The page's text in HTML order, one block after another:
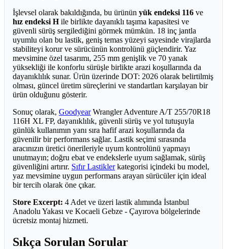
İşlevsel olarak bakıldığında, bu ürünün yük endeksi 116 ve
hız endeksi Hile birlikte dayanıklı taşıma kapasitesi ve
güvenli sürüş sergilediğini görmek mümkün. 18 inç jantla
uyumlu olan bu lastik, geniş temas yüzeyi sayesinde virajlarda
stabiliteyi korur ve sürücünün kontrolünü güçlendirir. Yaz
mevsimine özel tasarımı, 255 mm genişlik ve 70 yanak
yüksekliği ile konforlu sürüşle birlikte arazi koşullarında da
dayanıklılık sunar. Ürün üzerinde DOT: 2026 olarak belirtilmiş
olması, güncel üretim süreçlerini ve standartları karşılayan bir
ürün olduğunu gösterir.
Sonuç olarak, GoodyearWrangler Adventure A/T 255/70R18
116H XL FP, dayanıklılık, güvenli sürüş ve yol tutuşuyla
günlük kullanımın yanı sıra hafif arazi koşullarında da
güvenilir bir performans sağlar. Lastik seçimi sırasında
aracınızın üretici önerileriyle uyum kontrolünü yapmayı
unutmayın; doğru ebat ve endekslerle uyum sağlamak, sürüş
güvenliğini artırır. Sıfır Lastiklerkategorisi içindeki bu model,
yaz mevsimine uygun performans arayan sürücüler için ideal
bir tercih olarak öne çıkar.
Store Excerpt: 4 Adet ve üzeri lastik alımında İstanbul
Anadolu Yakası ve Kocaeli Gebze - Çayırova bölgelerinde
ücretsiz montaj hizmeti.
Sıkça Sorulan Sorular